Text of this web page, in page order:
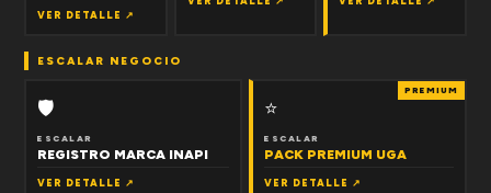
VER DETALLE ↗
ESCALAR NEGOCIO
🛡
ESCALAR
REGISTRO MARCA INAPI
VER DETALLE ↗
PREMIUM
⭐
ESCALAR
PACK PREMIUM UGA
VER DETALLE ↗